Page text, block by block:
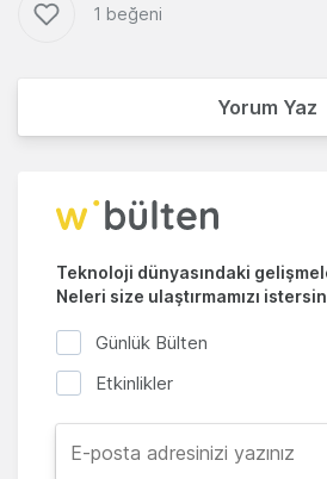
1 beğeni
Yorum Yaz
Teknoloji dünyasındaki
Neleri size ulaştırmamızı
Günlük Bülten
Etkinlikler